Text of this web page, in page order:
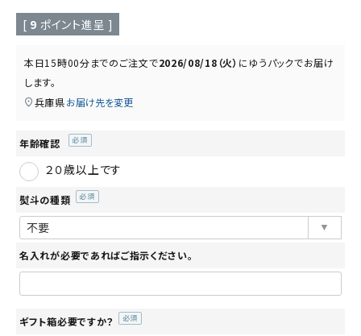
読み物
[ 9 ポイント進呈 ]
本日15時00分までのご注文で2026/08/18（火） に ゆうパックでお届け
します。
兵庫県お届け先を変更
年齢確認
須)
２０歳以上です
熨斗の種類
名入れが必要であればご指示ください。
ギフト箱必要ですか？